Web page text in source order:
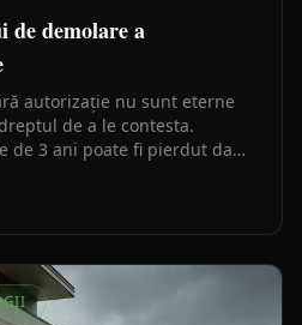
de demolare a
autorizație nu sunt eterne
de a le contesta.
de 3 ani poate fi pierdut dacă